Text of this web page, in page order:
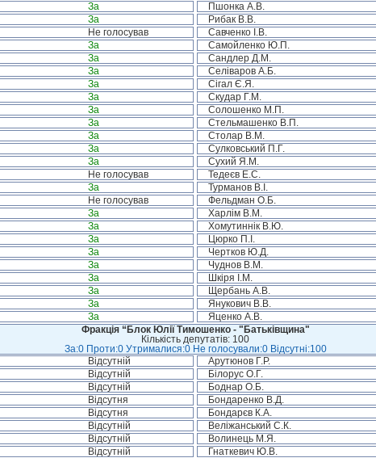
За Пшонка А.В.
За Рибак В.В.
Не голосував Савченко І.В.
За Самойленко Ю.П.
За Сандлер Д.М.
За Селіваров А.Б.
За Сігал Є.Я.
За Скудар Г.М.
За Солошенко М.П.
За Стельмашенко В.П.
За Столар В.М.
За Сулковський П.Г.
За Сухий Я.М.
Не голосував Тедеєв Е.С.
За Турманов В.І.
Не голосував Фельдман О.Б.
За Харлім В.М.
За Хомутиннік В.Ю.
За Цюрко П.І.
За Чертков Ю.Д.
За Чуднов В.М.
За Шкіря І.М.
За Щербань А.В.
За Янукович В.В.
За Яценко А.В.
Фракція “Блок Юлії Тимошенко - "Батьківщина"
Кількість депутатів: 100
За:0 Проти:0 Утрималися:0 Не голосували:0 Відсутні:100
Відсутній Арутюнов Г.Р.
Відсутній Білорус О.Г.
Відсутній Боднар О.Б.
Відсутня Бондаренко В.Д.
Відсутня Бондарєв К.А.
Відсутній Веліжанський С.К.
Відсутній Волинець М.Я.
Відсутній Гнаткевич Ю.В.